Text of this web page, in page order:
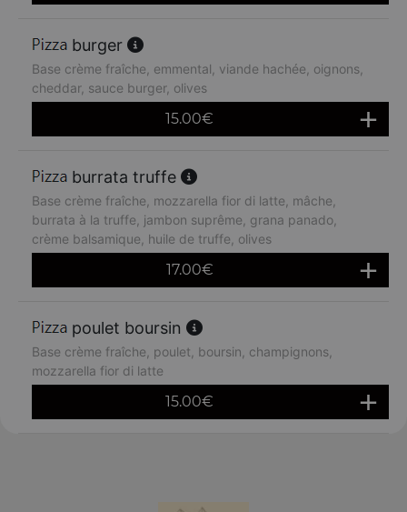
burger
Base crème fraîche, emmental, viande hachée, oignons,
cheddar, sauce burger, olives
15.00€
burrata truffe
Base crème fraîche, mozzarella fior di latte, mâche,
burrata à la truffe, jambon suprême, grana panado,
crème balsamique, huile de truffe, olives
17.00€
poulet boursin
Base crème fraîche, poulet, boursin, champignons,
mozzarella fior di latte
15.00€